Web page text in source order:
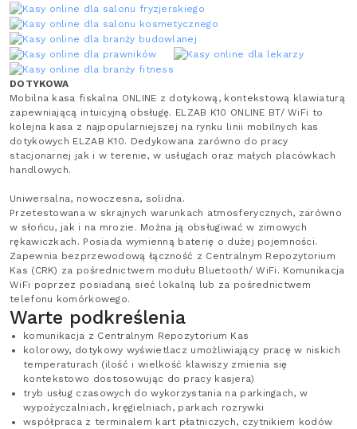
DOTYKOWA
Mobilna kasa fiskalna ONLINE z dotykową, kontekstową klawiaturą
zapewniającą intuicyjną obsługę. ELZAB K10 ONLINE BT/ WiFi to
kolejna kasa z najpopularniejszej na rynku linii mobilnych kas
dotykowych ELZAB K10. Dedykowana zarówno do pracy
stacjonarnej jak i w terenie, w usługach oraz małych placówkach
handlowych.
Uniwersalna, nowoczesna, solidna.
Przetestowana w skrajnych warunkach atmosferycznych, zarówno
w słońcu, jak i na mrozie. Można ją obsługiwać w zimowych
rękawiczkach. Posiada wymienną baterię o dużej pojemności.
Zapewnia bezprzewodową łączność z Centralnym Repozytorium
Kas (CRK) za pośrednictwem modułu Bluetooth/ WiFi. Komunikacja
WiFi poprzez posiadaną sieć lokalną lub za pośrednictwem
telefonu komórkowego.
Warte podkreślenia
komunikacja z Centralnym Repozytorium Kas
kolorowy, dotykowy wyświetlacz umożliwiający pracę w niskich
temperaturach (ilość i wielkość klawiszy zmienia się
kontekstowo dostosowując do pracy kasjera)
tryb usług czasowych do wykorzystania na parkingach, w
wypożyczalniach, kręgielniach, parkach rozrywki
współpraca z terminalem kart płatniczych, czytnikiem kodów